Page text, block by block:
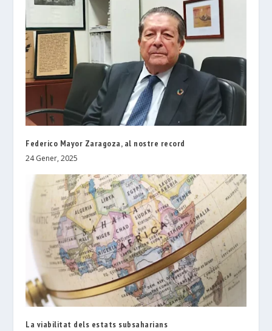
Federico Mayor Zaragoza, al nostre record
24 Gener, 2025
La viabilitat dels estats subsaharians